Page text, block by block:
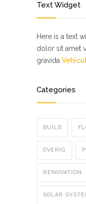
Text Widget
Here is a text
dolor sit amet
gravida
Categories
BUILD
OVERIG
RENOVATION
SOLAR